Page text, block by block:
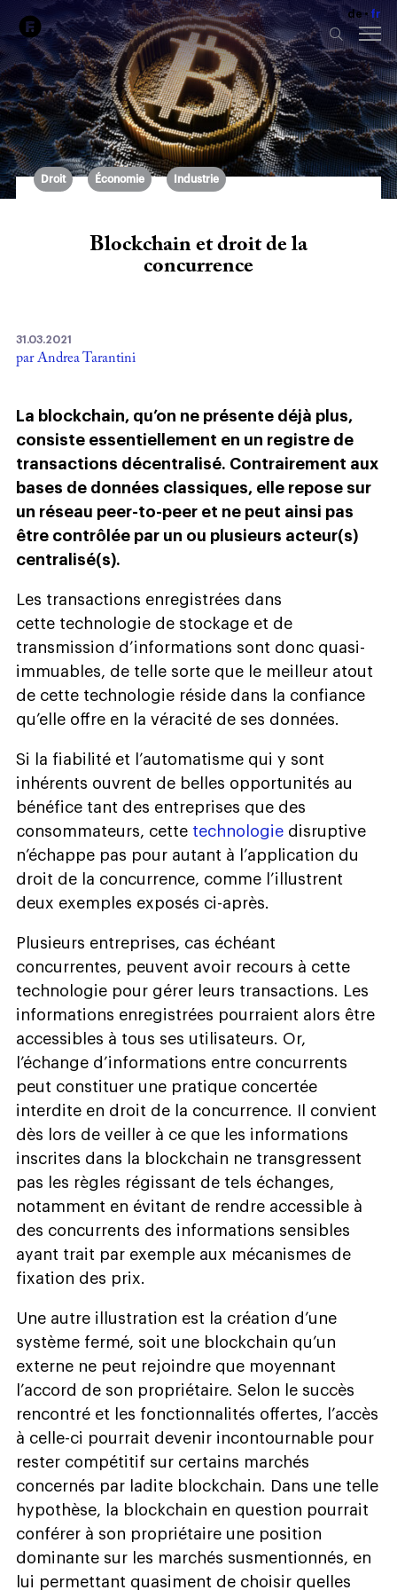
de fr
Droit Économie Industrie
Blockchain et droit de la
concurrence
31.03.2021
par Andrea Tarantini
La blockchain, qu’on ne présente déjà plus,
consiste essentiellement en un registre de
transactions décentralisé. Contrairement aux
bases de données classiques, elle repose sur
un réseau peer-to-peer et ne peut ainsi pas
être contrôlée par un ou plusieurs acteur(s)
centralisé(s).
Les transactions enregistrées dans
cette technologie de stockage et de
transmission d’informations sont donc quasi-
immuables, de telle sorte que le meilleur atout
de cette technologie réside dans la confiance
qu’elle offre en la véracité de ses données.
Si la fiabilité et l’automatisme qui y sont
inhérents ouvrent de belles opportunités au
bénéfice tant des entreprises que des
consommateurs, cette technologie disruptive
n’échappe pas pour autant à l’application du
droit de la concurrence, comme l’illustrent
deux exemples exposés ci-après.
Plusieurs entreprises, cas échéant
concurrentes, peuvent avoir recours à cette
technologie pour gérer leurs transactions. Les
informations enregistrées pourraient alors être
accessibles à tous ses utilisateurs. Or,
l’échange d’informations entre concurrents
peut constituer une pratique concertée
interdite en droit de la concurrence. Il convient
dès lors de veiller à ce que les informations
inscrites dans la blockchain ne transgressent
pas les règles régissant de tels échanges,
notamment en évitant de rendre accessible à
des concurrents des informations sensibles
ayant trait par exemple aux mécanismes de
fixation des prix.
Une autre illustration est la création d’une
système fermé, soit une blockchain qu’un
externe ne peut rejoindre que moyennant
l’accord de son propriétaire. Selon le succès
rencontré et les fonctionnalités offertes, l’accès
à celle-ci pourrait devenir incontournable pour
rester compétitif sur certains marchés
concernés par ladite blockchain. Dans une telle
hypothèse, la blockchain en question pourrait
conférer à son propriétaire une position
dominante sur les marchés susmentionnés, en
lui permettant quasiment de choisir quelles